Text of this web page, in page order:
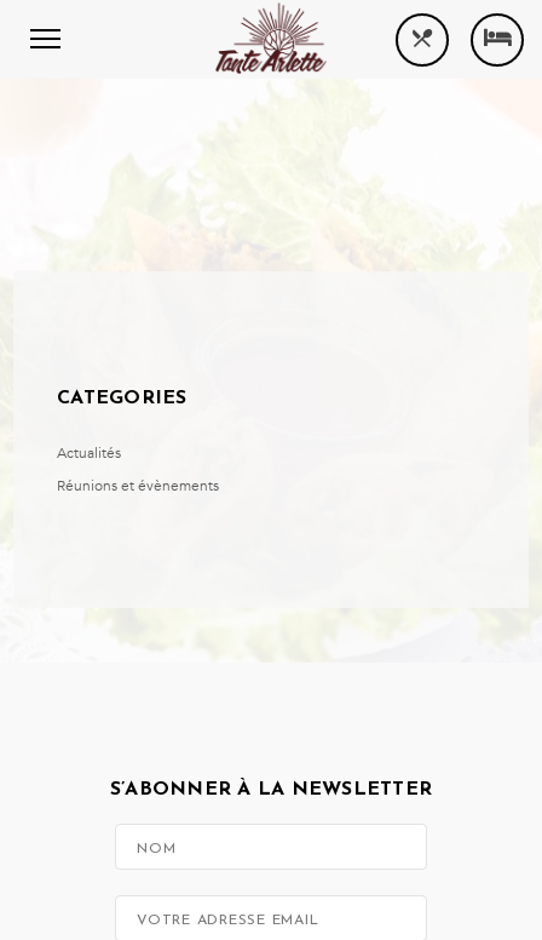
CATEGORIES
Actualités
Réunions et évènements
S’ABONNER À LA NEWSLETTER